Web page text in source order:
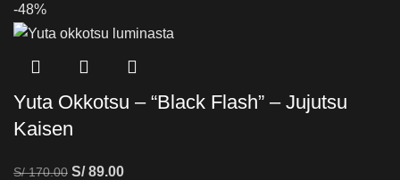
-48%
Yuta Okkotsu – “Black Flash” – Jujutsu
Kaisen
S/170.00 S/89.00